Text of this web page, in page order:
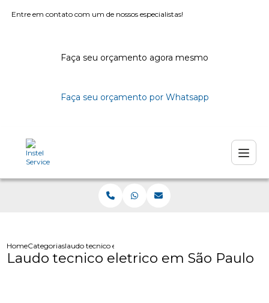
Entre em contato com um de nossos especialistas!
Faça seu orçamento agora mesmo
Faça seu orçamento por Whatsapp
HomeCategoriaslaudo tecnico eletrico sao paulo
Laudo tecnico eletrico em São Paulo